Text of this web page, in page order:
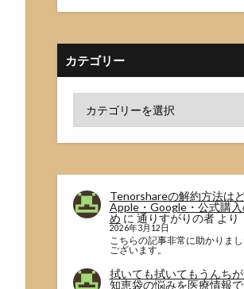
カテゴリー
Tenorshareの解約方法は
Apple・Google・公式購入
め に 通りすがりの者より
2026年3月12日
こちらの記事非常に助かりま
ございます。
拭いても拭いてもうんち
知恵袋の悩みを医療情報